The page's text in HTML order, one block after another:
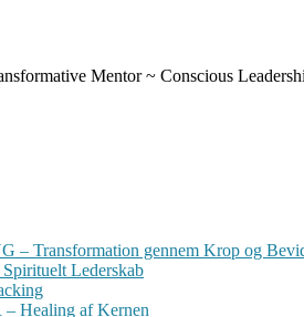
Mentor ~ Conscious
– Transformation gennem Krop og
Lederskab
Healing af Kernen